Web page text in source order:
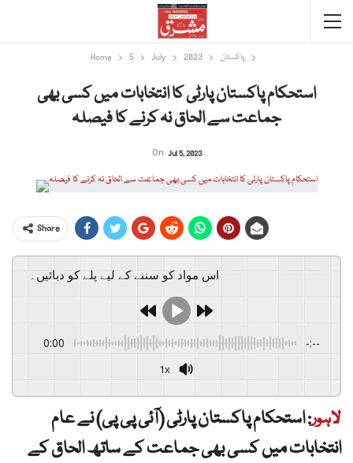
Home 5 July 2023 پاکستان
استحکام پاکستان پارٹی کا انتخابات میں کسی بھی
جماعت سے الحاق نہ کرنے کا فیصلہ
On Jul 5, 2023
Share
اس مواد کو سننے کے لیے پلے کو دبائیں۔
0:00 -:--
1x
لاہور:استحکام پاکستان پارٹی (آئی پی پی) نے عام
انتخابات میں کسی بھی جماعت کے ساتھ الحاق کے